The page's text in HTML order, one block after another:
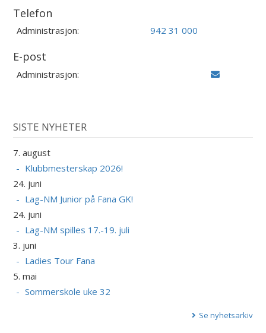
Telefon
Administrasjon: 942 31 000
E-post
Administrasjon:
SISTE NYHETER
7. august
Klubbmesterskap 2026!
24. juni
Lag-NM Junior på Fana GK!
24. juni
Lag-NM spilles 17.-19. juli
3. juni
Ladies Tour Fana
5. mai
Sommerskole uke 32
Se nyhetsarkiv